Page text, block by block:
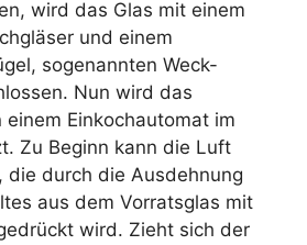
wird das Glas mit einem
und einem
sogenannten Weck-
Nun wird das
Einkochautomat im
Zu Beginn kann die Luft
die durch die Ausdehnung
aus dem Vorratsglas mit
wird. Zieht sich der